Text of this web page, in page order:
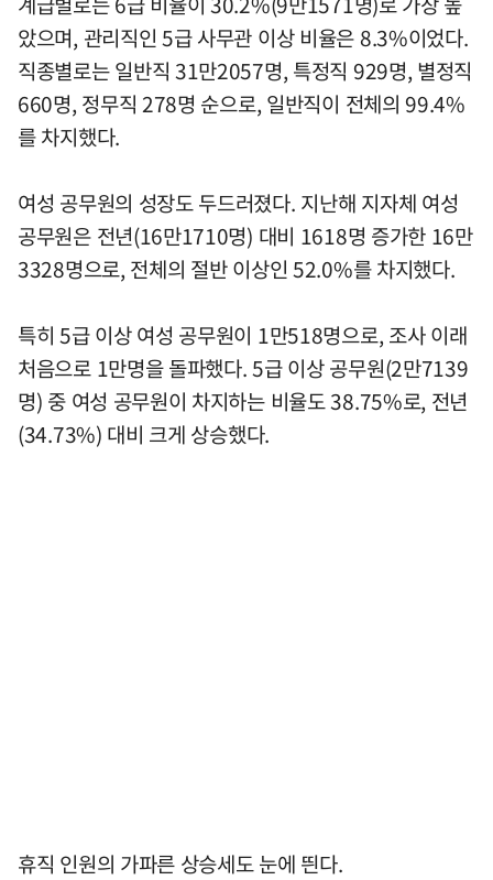
았으며, 관리직인 5급 사무관 이상 비율은 8.3%이었다.
직종별로는 일반직 31만2057명, 특정직 929명, 별정직
660명, 정무직 278명 순으로, 일반직이 전체의 99.4%
를 차지했다.
여성 공무원의 성장도 두드러졌다. 지난해 지자체 여성
공무원은 전년(16만1710명) 대비 1618명 증가한 16만
3328명으로, 전체의 절반 이상인 52.0%를 차지했다.
특히 5급 이상 여성 공무원이 1만518명으로, 조사 이래
처음으로 1만명을 돌파했다. 5급 이상 공무원(2만7139
명) 중 여성 공무원이 차지하는 비율도 38.75%로, 전년
(34.73%) 대비 크게 상승했다.
휴직 인원의 가파른 상승세도 눈에 띈다.